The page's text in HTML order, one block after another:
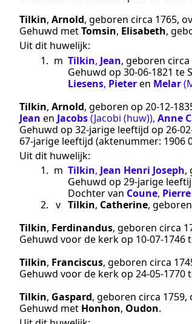
Tilkin, Arnold, geboren circa 1765,
Gehuwd metTomsin, Elisabeth,
Uit dit huwelijk:
1. m Tilkin, Jean, geboren circa
Gehuwd op 30‑06‑1821 te
Liesens, Pieteren Melar
Tilkin, Arnold, geboren op
Jean en Jacobs(Jacobi (huw)), Anne
Gehuwd op 32-jarige leeftijd op
67-jarige leeftijd (aktenummer: 1906
Uit dit huwelijk:
1. m Tilkin, Jean Henri Joseph,
Gehuwd op 29-jarige
Dochter van Coune, Pierre
2. v Tilkin, Catherine,
Tilkin, Ferdinandus, geboren circa
Gehuwd voor de kerk op 10‑07‑1746
Tilkin, Franciscus, geboren circa
Gehuwd voor de kerk op 24‑05‑1770
Tilkin, Gaspard, geboren circa 1759,
Gehuwd met Honhon, Oudon.